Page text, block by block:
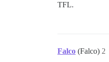
TFL.
Falco (Falco) 2